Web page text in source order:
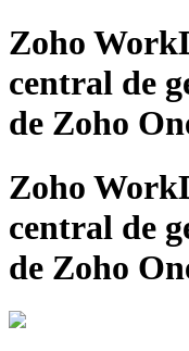
Zoho
central de
de Zoho
Zoho
central de
de Zoho